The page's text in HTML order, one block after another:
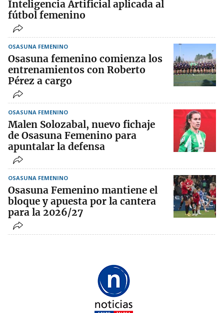
Inteligencia Artificial aplicada al
fútbol femenino
OSASUNA FEMENINO
Osasuna femenino comienza los
entrenamientos con Roberto
Pérez a cargo
OSASUNA FEMENINO
Malen Solozabal, nuevo fichaje
de Osasuna Femenino para
apuntalar la defensa
OSASUNA FEMENINO
Osasuna Femenino mantiene el
bloque y apuesta por la cantera
para la 2026/27